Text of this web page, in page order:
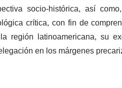
socio-histórica, así
crítica, con fin de
región latinoamericana, su
en los márgenes